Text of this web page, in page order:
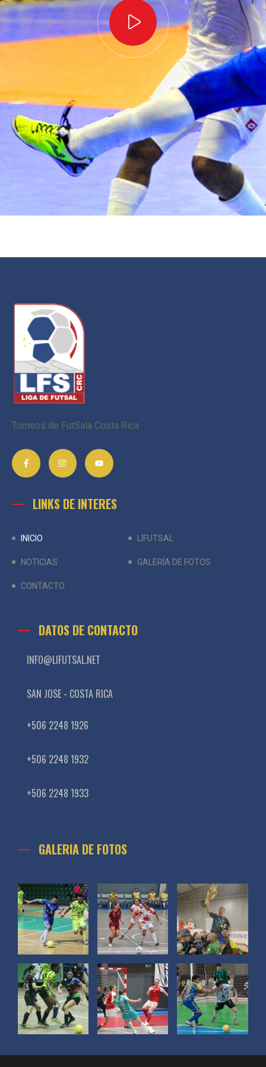
Torneos de FutSala Costa Rica
LINKS DE INTERES
INICIO LIFUTSAL
NOTICIAS GALERÍA DE FOTOS
CONTACTO
DATOS DE CONTACTO
INFO@LIFUTSAL.NET
SAN JOSE - COSTA RICA
+506 2248 1926
+506 2248 1932
+506 2248 1933
GALERIA DE FOTOS